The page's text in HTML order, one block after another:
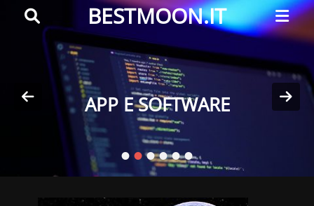
BESTMOON.IT
Videoclip
-
Aftermovie
development
Menu
••••••
APP E SOFTWARE
BestMoon.it